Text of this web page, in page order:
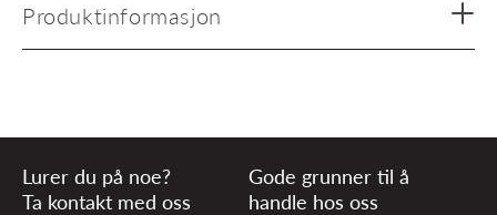
Produktinformasjon
Lurer du på noe?
Ta kontakt med oss
Gode grunner til å
handle hos oss